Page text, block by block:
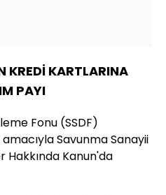
KREDİ KARTLARINA
PAYI
Fonu (SSDF)
amacıyla Savunma Sanayii
Hakkında Kanun'da